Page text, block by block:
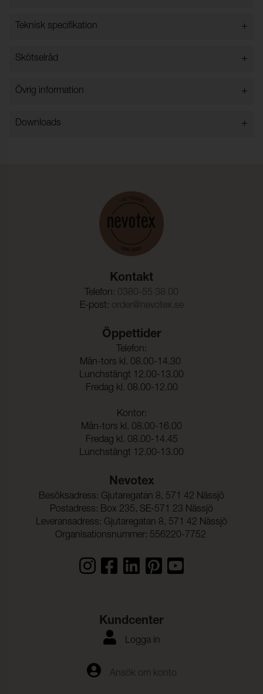
Färger i kollektionen
Teknisk specifikation +
Innehåll:
Vikt (g/m²):
45 % (ISO 9073-18)
45 % (ISO 9073-18)
140 N (ISO 9073-4)
Skötselråd +
Övrig information +
Downloads +
Kontakt
Telefon: 0380-55 38 00
E-post: order@nevotex.se
Öppettider
Telefon:
Mån-tors kl. 08.00-14.30
Lunchstängt 12.00-13.00
Fredag kl. 08.00-12.00
Kontor:
Mån-tors kl. 08.00-16.00
Fredag kl. 08.00-14.45
Lunchstängt 12.00-13.00
Nevotex
Besöksadress: Gjutaregatan 8, 571 42 Nässjö
Postadress: Box 235, SE-571 23 Nässjö
Leveransadress: Gjutaregatan 8, 571 42 Nässjö
Organisationsnummer: 556220-7752
Kundcenter
Logga in
Ansök om konto